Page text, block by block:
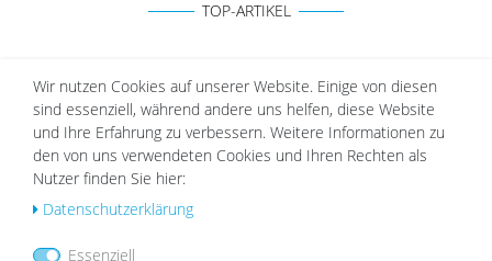
TOP-ARTIKEL
nsc
hlist
e
Holz-Bilderrahmen Eiche Massiv | Serie 100
ab 8,99 €
Wir nutzen Cookies auf unserer Website. Einige von diesen
sind essenziell, während andere uns helfen, diese Website
und Ihre Erfahrung zu verbessern. Weitere Informationen zu
den von uns verwendeten Cookies und Ihren Rechten als
Nutzer finden Sie hier:
Daten­schutz­erklärung
Essenziell